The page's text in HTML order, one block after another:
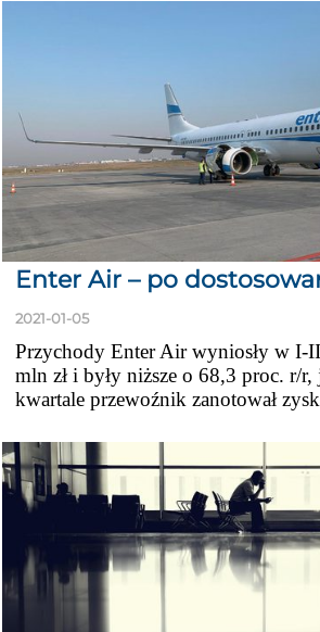
Enter Air – po
2021-01-05
Przychody Enter Air wyniosły w I-
mln zł i były niższe o 68,3 proc. r/
kwartale przewoźnik zanotował